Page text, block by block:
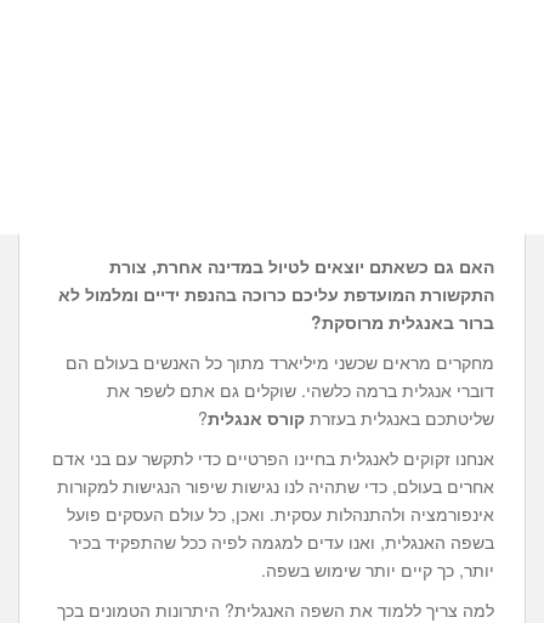
האם גם כשאתם יוצאים לטיול במדינה אחרת, צורת
התקשורת המועדפת עליכם כרוכה בהנפת ידיים ומלמול לא
ברור באנגלית מרוסקת?
מחקרים מראים שכשני מיליארד מתוך כל האנשים בעולם הם
דוברי אנגלית ברמה כלשהי. שוקלים גם אתם לשפר את
שליטתכם באנגלית בעזרת קורס אנגלית?
אנחנו זקוקים לאנגלית בחיינו הפרטיים כדי לתקשר עם בני אדם
אחרים בעולם, כדי שתהיה לנו נגישות שיפור הנגישות למקורות
אינפורמציה ולהתנהלות עסקית. ואכן, כל עולם העסקים פועל
בשפה האנגלית, ואנו עדים למגמה לפיה ככל שהתפקיד בכיר
יותר, כך קיים יותר שימוש בשפה.
למה צריך ללמוד את השפה האנגלית? היתרונות הטמונים בכך